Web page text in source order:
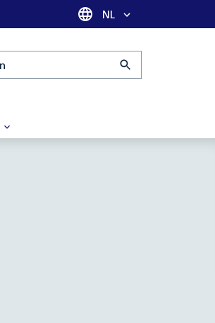
Taal selectie
NL